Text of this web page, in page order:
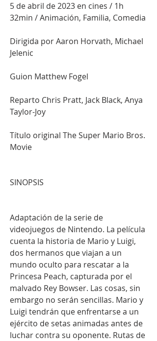
5 de abril de 2023 en cines / 1h
32min / Animación, Familia, Comedia
Dirigida por Aaron Horvath, Michael
Jelenic
Guion Matthew Fogel
Reparto Chris Pratt, Jack Black, Anya
Taylor-Joy
Título original The Super Mario Bros.
Movie
SINOPSIS
Adaptación de la serie de
videojuegos de Nintendo. La película
cuenta la historia de Mario y Luigi,
dos hermanos que viajan a un
mundo oculto para rescatar a la
Princesa Peach, capturada por el
malvado Rey Bowser. Las cosas, sin
embargo no serán sencillas. Mario y
Luigi tendrán que enfrentarse a un
ejército de setas animadas antes de
luchar contra su oponente. Rutas de